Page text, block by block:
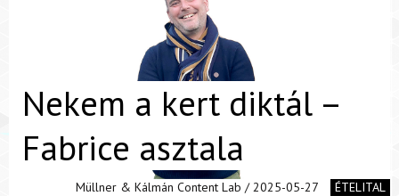
Nekem a kert diktál –
Fabrice asztala
Müllner & Kálmán Content Lab / 2025-05-27 ÉTELITAL